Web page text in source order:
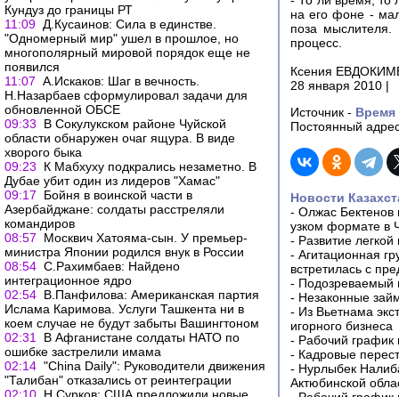
Кундуз до границы РТ
11:09 Д.Кусаинов: Сила в единстве.
"Одномерный мир" ушел в прошлое, но
многополярный мировой порядок еще не
появился
11:07 А.Искаков: Шаг в вечность.
Н.Назарбаев сформулировал задачи для
обновленной ОБСЕ
09:33
В Сокулукском районе Чуйской
области обнаружен очаг ящура. В виде
хворого быка
09:23
К Мабхуху подкрались незаметно. В
Дубае убит один из лидеров "Хамас"
09:17
Бойня в воинской части в
Азербайджане: солдаты расстреляли
командиров
08:57
Москвич Хатояма-сын. У премьер-
министра Японии родился внук в России
08:54 С.Рахимбаев: Найдено
интеграционное ядро
02:54 В.Панфилова: Американская партия
Ислама Каримова. Услуги Ташкента ни в
коем случае не будут забыты Вашингтоном
02:31
В Афганистане солдаты НАТО по
ошибке застрелили имама
02:14 "China Daily": Руководители движения
"Талибан" отказались от реинтеграции
на его фоне -
поза мыслителя.
процесс.
Ксения
28 января 2010 |
Источник - Время
Постоянный
Новости
- Олжас Бектенов
узком формате в
- Развитие
- Агитационная
встретилась с
- Подозреваемый
- Незаконные
- Из Вьетнама
игорного бизнеса
- Рабочий график
- Кадровые
- Нурлыбек
Актюбинской